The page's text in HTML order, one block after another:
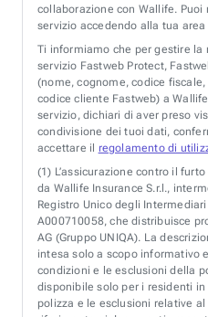
collaborazione con Wallife.
servizio accedendo alla tua area
Ti informiamo che per gestire la
servizio Fastweb Protect,
(nome, cognome, codice
codice cliente Fastweb) a
servizio, dichiari di aver preso
condivisione dei tuoi dati,
accettare il regolamento di
(1) L’assicurazione contro il
da Wallife Insurance S.r.l.,
Registro Unico degli
A000710058, che distribuisce
AG (Gruppo UNIQA). La
intesa solo a scopo informativo
condizioni e le esclusioni della
disponibile solo per i residenti
polizza e le esclusioni relative